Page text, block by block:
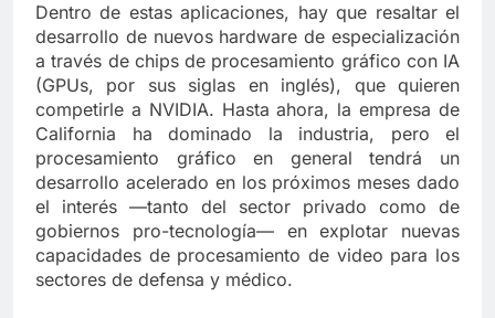
Dentro de estas aplicaciones, hay que resaltar el
desarrollo de nuevos hardware de especialización
a través de chips de procesamiento gráfico con IA
(GPUs, por sus siglas en inglés), que quieren
competirle a NVIDIA. Hasta ahora, la empresa de
California ha dominado la industria, pero el
procesamiento gráfico en general tendrá un
desarrollo acelerado en los próximos meses dado
el interés —tanto del sector privado como de
gobiernos pro-tecnología— en explotar nuevas
capacidades de procesamiento de video para los
sectores de defensa y médico.